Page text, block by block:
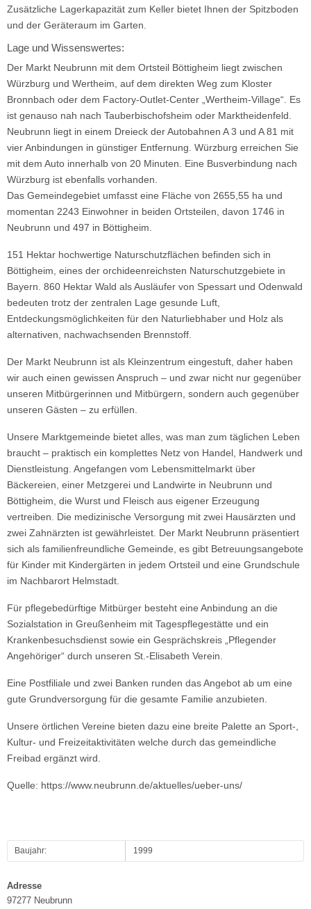
Zusätzliche Lagerkapazität zum Keller bietet Ihnen der Spitzboden
und der Geräteraum im Garten.
Lage und Wissenswertes:
Der Markt Neubrunn mit dem Ortsteil Böttigheim liegt zwischen
Würzburg und Wertheim, auf dem direkten Weg zum Kloster
Bronnbach oder dem Factory-Outlet-Center „Wertheim-Village“. Es
ist genauso nah nach Tauberbischofsheim oder Marktheidenfeld.
Neubrunn liegt in einem Dreieck der Autobahnen A 3 und A 81 mit
vier Anbindungen in günstiger Entfernung. Würzburg erreichen Sie
mit dem Auto innerhalb von 20 Minuten. Eine Busverbindung nach
Würzburg ist ebenfalls vorhanden.
Das Gemeindegebiet umfasst eine Fläche von 2655,55 ha und
momentan 2243 Einwohner in beiden Ortsteilen, davon 1746 in
Neubrunn und 497 in Böttigheim.
151 Hektar hochwertige Naturschutzflächen befinden sich in
Böttigheim, eines der orchideenreichsten Naturschutzgebiete in
Bayern. 860 Hektar Wald als Ausläufer von Spessart und Odenwald
bedeuten trotz der zentralen Lage gesunde Luft,
Entdeckungsmöglichkeiten für den Naturliebhaber und Holz als
alternativen, nachwachsenden Brennstoff.
Der Markt Neubrunn ist als Kleinzentrum eingestuft, daher haben
wir auch einen gewissen Anspruch – und zwar nicht nur gegenüber
unseren Mitbürgerinnen und Mitbürgern, sondern auch gegenüber
unseren Gästen – zu erfüllen.
Unsere Marktgemeinde bietet alles, was man zum täglichen Leben
braucht – praktisch ein komplettes Netz von Handel, Handwerk und
Dienstleistung. Angefangen vom Lebensmittelmarkt über
Bäckereien, einer Metzgerei und Landwirte in Neubrunn und
Böttigheim, die Wurst und Fleisch aus eigener Erzeugung
vertreiben. Die medizinische Versorgung mit zwei Hausärzten und
zwei Zahnärzten ist gewährleistet. Der Markt Neubrunn präsentiert
sich als familienfreundliche Gemeinde, es gibt Betreuungsangebote
für Kinder mit Kindergärten in jedem Ortsteil und eine Grundschule
im Nachbarort Helmstadt.
Für pflegebedürftige Mitbürger besteht eine Anbindung an die
Sozialstation in Greußenheim mit Tagespflegestätte und ein
Krankenbesuchsdienst sowie ein Gesprächskreis „Pflegender
Angehöriger“ durch unseren St.-Elisabeth Verein.
Eine Postfiliale und zwei Banken runden das Angebot ab um eine
gute Grundversorgung für die gesamte Familie anzubieten.
Unsere örtlichen Vereine bieten dazu eine breite Palette an Sport-,
Kultur- und Freizeitaktivitäten welche durch das gemeindliche
Freibad ergänzt wird.
Quelle: https://www.neubrunn.de/aktuelles/ueber-uns/
Baujahr: 1999
Adresse
97277 Neubrunn